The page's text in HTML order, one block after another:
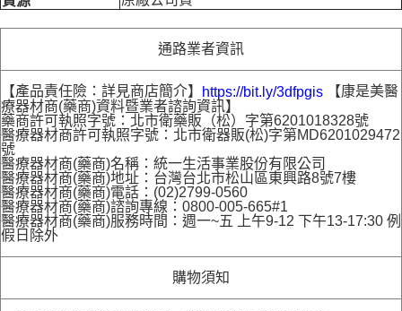
通路業者資訊
【產品責任險：詳見商店簡介】 https://bit.ly/3dfpgis 【康是美醫
療器材商(藥商)資料暨業者諮詢資訊】
藥商許可執照字號：北市衛藥販（松）字第6201018328號
醫療器材商許可執照字號：北市衛器販(松)字第MD6201029472
號
醫療器材商(藥商)名稱：統一生活事業股份有限公司
醫療器材商(藥商)地址：台灣台北市松山區東興路8號7樓
醫療器材商(藥商)電話：(02)2799-0560
醫療器材商(藥商)諮詢專線：0800-005-665#1
醫療器材商(藥商)服務時間：週一~五 上午9-12 下午13-17:30 例
假日除外
購物須知